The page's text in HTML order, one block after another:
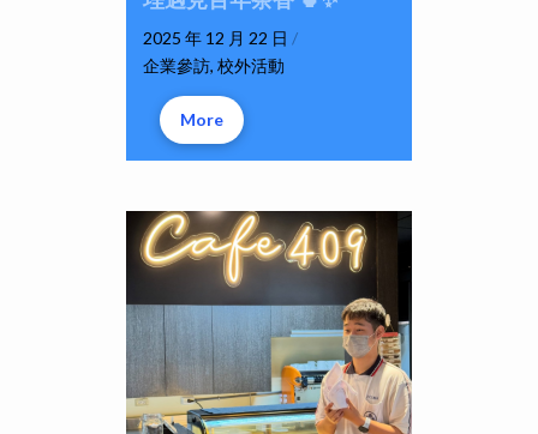
2025 年 12 月 22 日 /
企業參訪, 校外活動
More